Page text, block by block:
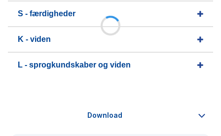
S - færdigheder
K - viden
L - sprogkundskaber og viden